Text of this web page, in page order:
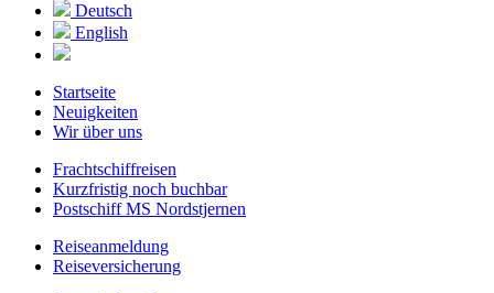
Deutsch
English
Startseite
Neuigkeiten
Wir über uns
Frachtschiffreisen
Kurzfristig noch buchbar
Postschiff MS Nordstjernen
Reiseanmeldung
Reiseversicherung